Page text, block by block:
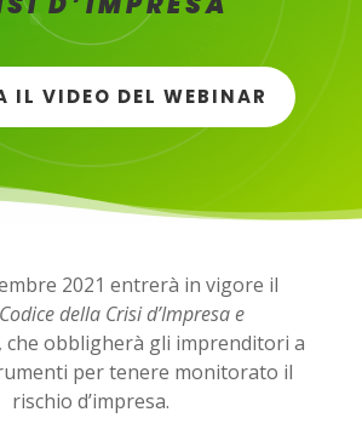
IL VIDEO DEL WEBINAR
2021 entrerà in vigore il
Codice della Crisi d’Impresa e
, che obbligherà gli imprenditori a
per tenere monitorato il
rischio d’impresa.